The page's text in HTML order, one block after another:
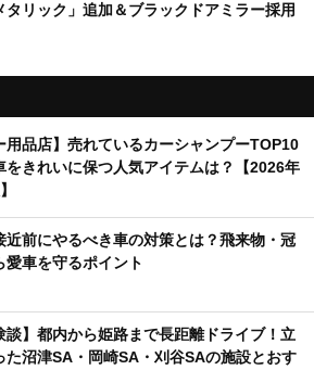
タリック」追加＆ブラックドアミラー採用
用品店】売れているカーシャンプーTOP10
をきれいに保つ人気アイテムは？【2026年
近前にやるべき車の対策とは？飛来物・冠
愛車を守るポイント
談】都内から姫路まで長距離ドライブ！立
た沼津SA・岡崎SA・刈谷SAの施設とおす